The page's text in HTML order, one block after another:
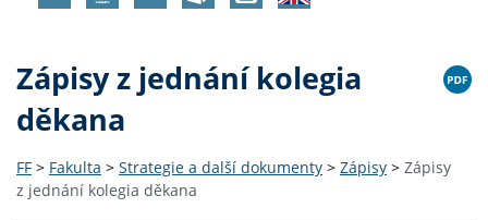
Zápisy z jednání kolegia
děkana
FF > Fakulta > Strategie a další dokumenty > Zápisy > Zápisy
z jednání kolegia děkana